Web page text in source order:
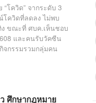
โควิด” จากระดับ 3
โควิดที่ลดลง ไม่พบ
ง ขณะที่ ศบค.เห็นชอบ
และคนรับวัคซีน
จกรรมรวมกลุ่มคน
ศึกษากฎหมาย